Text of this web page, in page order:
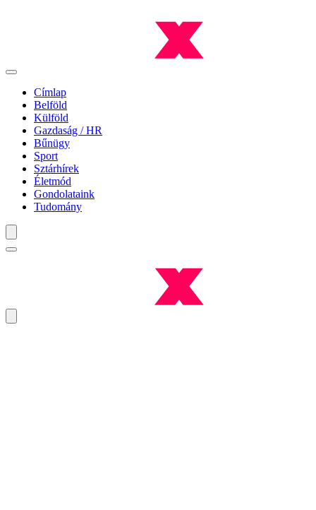
Címlap
Belföld
Külföld
Gazdaság / HR
Bűnügy
Sport
Sztárhírek
Életmód
Gondolataink
Tudomány